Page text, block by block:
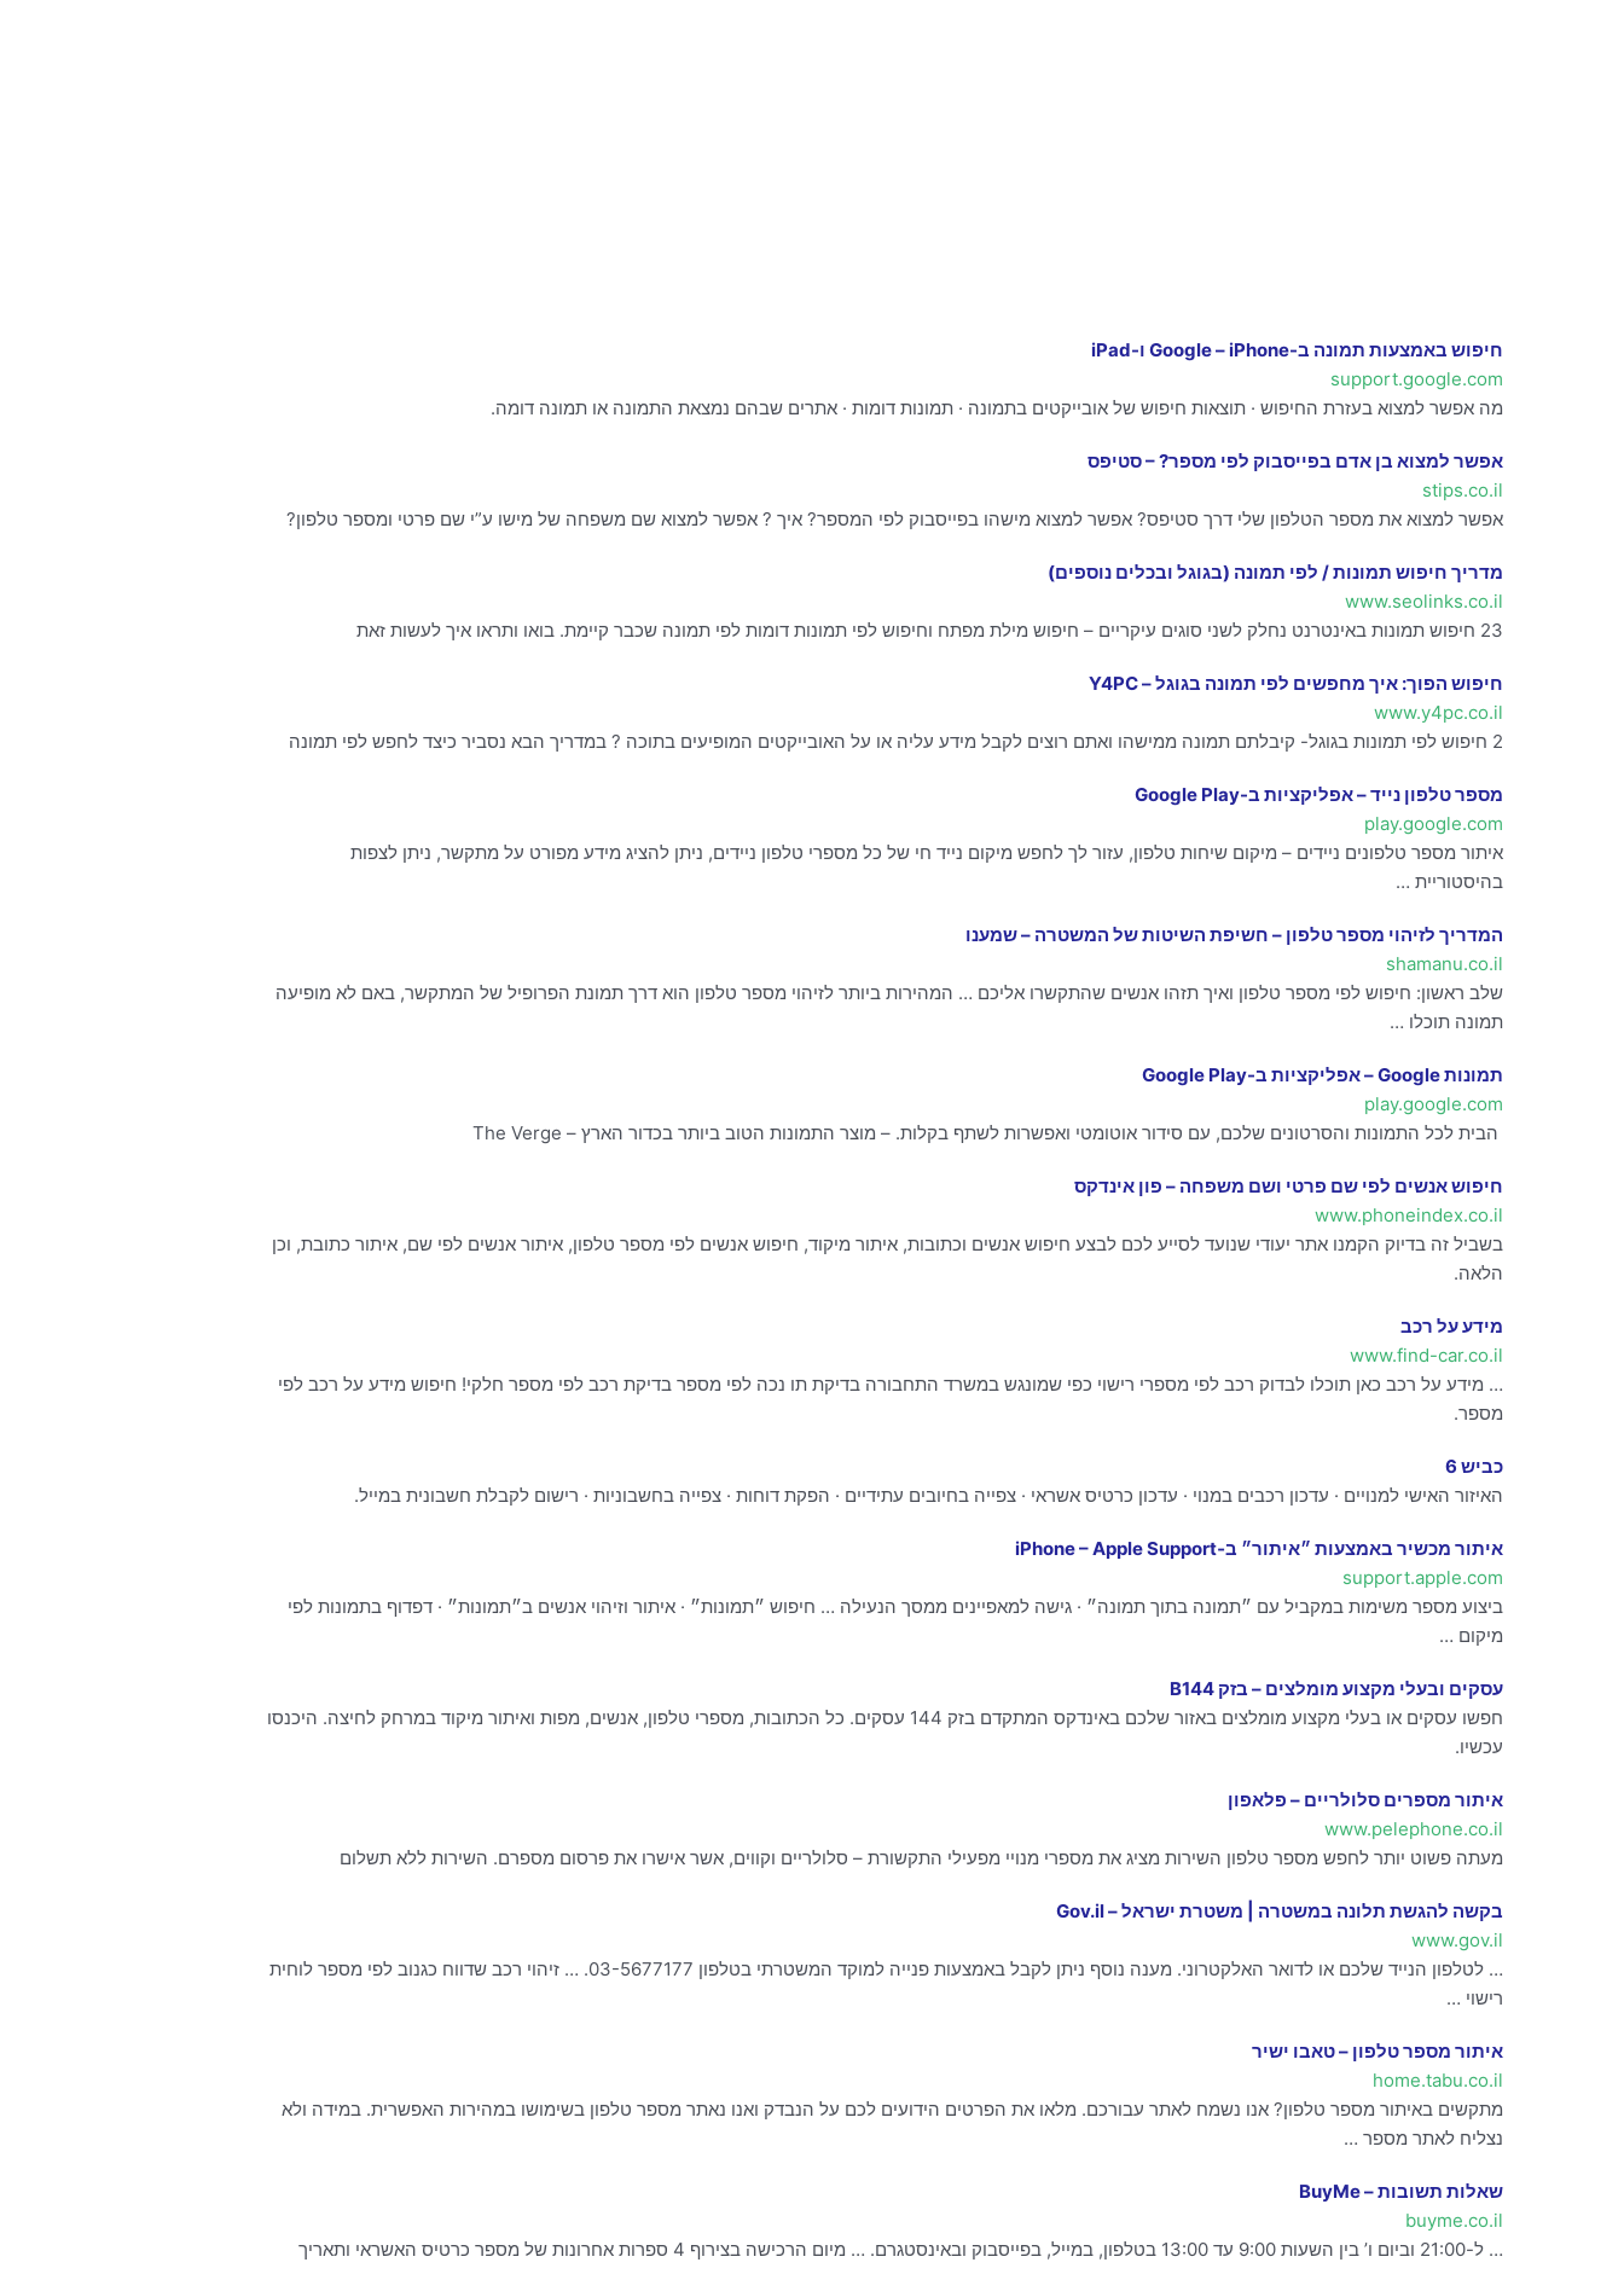
חיפוש באמצעות תמונה ב-Google – iPhone ו-iPad
support.google.com
מה אפשר למצוא בעזרת החיפוש · תוצאות חיפוש של אובייקטים בתמונה · תמונות דומות · אתרים שבהם נמצאת התמונה או תמונה דומה.
אפשר למצוא בן אדם בפייסבוק לפי מספר? – סטיפס
stips.co.il
אפשר למצוא את מספר הטלפון שלי דרך סטיפס? אפשר למצוא מישהו בפייסבוק לפי המספר? איך ? אפשר למצוא שם משפחה של מישו ע”י שם פרטי ומספר טלפון?
מדריך חיפוש תמונות / לפי תמונה (בגוגל ובכלים נוספים)
www.seolinks.co.il
23 חיפוש תמונות באינטרנט נחלק לשני סוגים עיקריים – חיפוש מילת מפתח וחיפוש לפי תמונות דומות לפי תמונה שכבר קיימת. בואו ותראו איך לעשות זאת
חיפוש הפוך: איך מחפשים לפי תמונה בגוגל – Y4PC
www.y4pc.co.il
2 חיפוש לפי תמונות בגוגל- קיבלתם תמונה ממישהו ואתם רוצים לקבל מידע עליה או על האובייקטים המופיעים בתוכה ? במדריך הבא נסביר כיצד לחפש לפי תמונה
מספר טלפון נייד – אפליקציות ב-Google Play
play.google.com
איתור מספר טלפונים ניידים – מיקום שיחות טלפון, עזור לך לחפש מיקום נייד חי של כל מספרי טלפון ניידים, ניתן להציג מידע מפורט על מתקשר, ניתן לצפות
בהיסטוריית …
המדריך לזיהוי מספר טלפון – חשיפת השיטות של המשטרה – שמענו
shamanu.co.il
שלב ראשון: חיפוש לפי מספר טלפון ואיך תזהו אנשים שהתקשרו אליכם … המהירות ביותר לזיהוי מספר טלפון הוא דרך תמונת הפרופיל של המתקשר, באם לא מופיעה
תמונה תוכלו …
‏תמונות Google – אפליקציות ב-Google Play
play.google.com
‏ הבית לכל התמונות והסרטונים שלכם, עם סידור אוטומטי ואפשרות לשתף בקלות. – מוצר התמונות הטוב ביותר בכדור הארץ – The Verge‏
חיפוש אנשים לפי שם פרטי ושם משפחה – פון אינדקס
www.phoneindex.co.il
בשביל זה בדיוק הקמנו אתר יעודי שנועד לסייע לכם לבצע חיפוש אנשים וכתובות, איתור מיקוד, חיפוש אנשים לפי מספר טלפון, איתור אנשים לפי שם, איתור כתובת, וכן
הלאה.
מידע על רכב
www.find-car.co.il
… מידע על רכב כאן תוכלו לבדוק רכב לפי מספרי רישוי כפי שמונגש במשרד התחבורה בדיקת תו נכה לפי מספר בדיקת רכב לפי מספר חלקי! חיפוש מידע על רכב לפי
מספר.
כביש 6
האיזור האישי למנויים · עדכון רכבים במנוי · עדכון כרטיס אשראי · צפייה בחיובים עתידיים · הפקת דוחות · צפייה בחשבוניות · רישום לקבלת חשבונית במייל.
איתור מכשיר באמצעות ״איתור״ ב‑iPhone – Apple Support
support.apple.com
ביצוע מספר משימות במקביל עם ״תמונה בתוך תמונה״ · גישה למאפיינים ממסך הנעילה … חיפוש ״תמונות״ · איתור וזיהוי אנשים ב״תמונות״ · דפדוף בתמונות לפי
מיקום …
עסקים ובעלי מקצוע מומלצים – בזק B144
חפשו עסקים או בעלי מקצוע מומלצים באזור שלכם באינדקס המתקדם בזק 144 עסקים. כל הכתובות, מספרי טלפון, אנשים, מפות ואיתור מיקוד במרחק לחיצה. היכנסו
עכשיו.
איתור מספרים סלולריים – פלאפון
www.pelephone.co.il
מעתה פשוט יותר לחפש מספר טלפון השירות מציג את מספרי מנויי מפעילי התקשורת – סלולריים וקווים, אשר אישרו את פרסום מספרם. השירות ללא תשלום
בקשה להגשת תלונה במשטרה | משטרת ישראל – Gov.il
www.gov.il
… לטלפון הנייד שלכם או לדואר האלקטרוני. מענה נוסף ניתן לקבל באמצעות פנייה למוקד המשטרתי בטלפון 03-5677177. … זיהוי רכב שדווח כגנוב לפי מספר לוחית
רישוי …
איתור מספר טלפון – טאבו ישיר
home.tabu.co.il
מתקשים באיתור מספר טלפון? אנו נשמח לאתר עבורכם. מלאו את הפרטים הידועים לכם על הנבדק ואנו נאתר מספר טלפון בשימושו במהירות האפשרית. במידה ולא
נצליח לאתר מספר …
שאלות תשובות – BuyMe
buyme.co.il
… ל-21:00 וביום ו’ בין השעות 9:00 עד 13:00 בטלפון, במייל, בפייסבוק ובאינסטגרם. … מיום הרכישה בצירוף 4 ספרות אחרונות של מספר כרטיס האשראי ותאריך